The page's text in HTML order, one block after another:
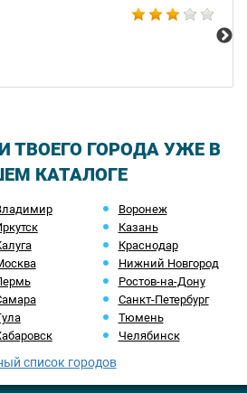
ТВОЕГО ГОРОДА УЖЕ В
КАТАЛОГЕ
Воронеж
Казань
Краснодар
Нижний Новгород
Ростов-на-Дону
Санкт-Петербург
Тюмень
Челябинск
список городов